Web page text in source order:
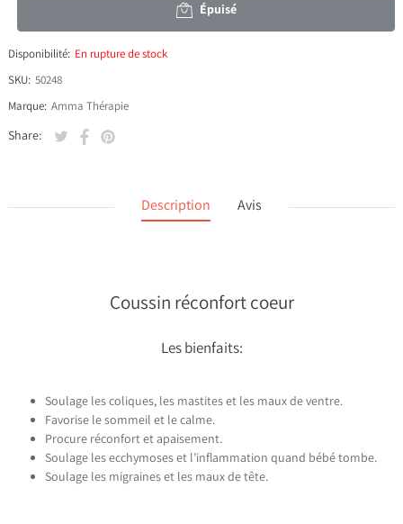
Épuisé
Disponibilité: En rupture de stock
SKU: 50248
Marque: Amma Thérapie
Share: Tweeter sur Twitter
S'ouvre dans une nouvelle fenêtre.
Partager sur Facebook
S'ouvre dans une nouvelle fenêtre.
Épingler sur Pinterest
S'ouvre dans une nouvelle fenêtre.
Description Avis
Coussin réconfort coeur
Les bienfaits:
Soulage les coliques, les mastites et les maux de ventre.
Favorise le sommeil et le calme.
Procure réconfort et apaisement.
Soulage les ecchymoses et l’inflammation quand bébé tombe.
Soulage les migraines et les maux de tête.